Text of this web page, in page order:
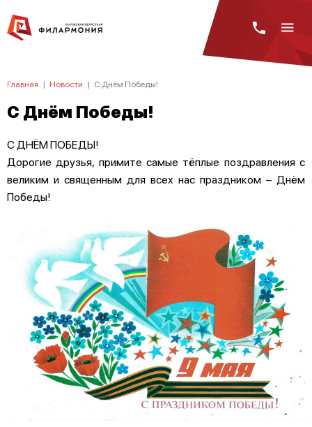
Главная | Новости | С Днём Победы!
С Днём Победы!
C ДНЁМ ПОБЕДЫ!
Дорогие друзья, примите самые тёплые поздравления с
великим и священным для всех нас праздником – Днём
Победы!